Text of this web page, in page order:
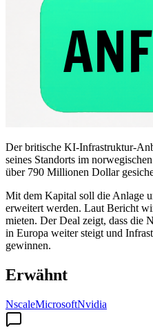
Der britische KI-Infrastruktur-
seines Standorts im
über 790 Millionen Dollar
Mit dem Kapital soll die Anlage
erweitert werden. Laut Bericht
mieten. Der Deal zeigt, dass die
in Europa weiter steigt und
gewinnen.
Erwähnt
NscaleMicrosoftNvidia